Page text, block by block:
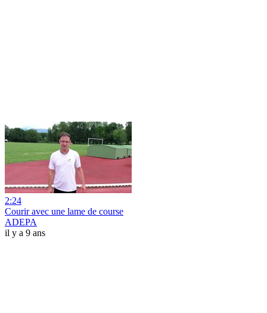
2:24
Courir avec une lame de course
ADEPA
il y a 9 ans